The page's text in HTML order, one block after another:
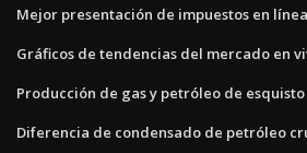
Mejor presentación de impuestos en
Gráficos de tendencias del mercado en
Producción de gas y petróleo de
Diferencia de condensado de petróleo